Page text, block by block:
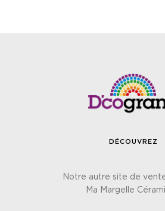
DÉCOUVREZ
Notre autre site de
Ma Margelle